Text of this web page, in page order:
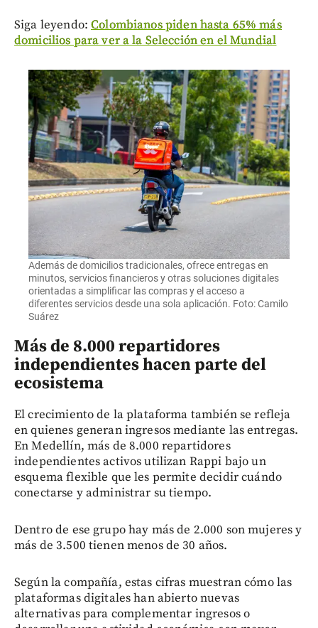
Siga leyendo:Colombianos piden hasta 65% más
domicilios para ver a la Selección en el Mundial
Además de domicilios tradicionales, ofrece entregas en
minutos, servicios financieros y otras soluciones digitales
orientadas a simplificar las compras y el acceso a
diferentes servicios desde una sola aplicación. Foto: Camilo
Suárez
Más de 8.000 repartidores
independientes hacen parte del
ecosistema
El crecimiento de la plataforma también se refleja
en quienes generan ingresos mediante las entregas.
En Medellín, más de 8.000 repartidores
independientes activos utilizan Rappi bajo un
esquema flexible que les permite decidir cuándo
conectarse y administrar su tiempo.
Dentro de ese grupo hay más de 2.000 son mujeres y
más de 3.500 tienen menos de 30 años.
Según la compañía, estas cifras muestran cómo las
plataformas digitales han abierto nuevas
alternativas para complementar ingresos o